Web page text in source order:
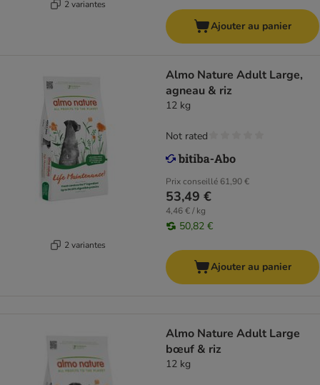
2 variantes
Ajouter au panier
2 variantes
Almo Nature Adult Large,
agneau & riz
12 kg
Prix conseillé 61,90 €
53,49 €
4,46 € / kg
50,82 €
Not rated
Ajouter au panier
Almo Nature Adult Large
bœuf & riz
12 kg